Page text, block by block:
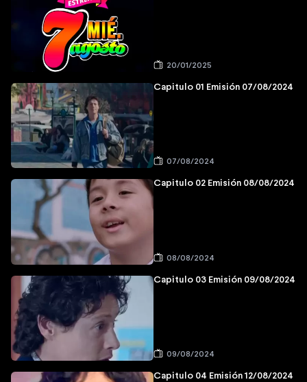
20/01/2025
Capitulo 01 Emisión 07/08/2024
07/08/2024
Capitulo 02 Emisión 08/08/2024
08/08/2024
Capitulo 03 Emisión 09/08/2024
09/08/2024
Capitulo 04 Emisión 12/08/2024